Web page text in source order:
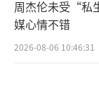
周杰伦未受“私
媒心情不错
2026-08-06 10:46:31